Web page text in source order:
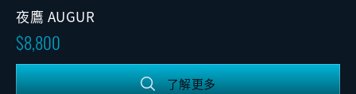
夜鷹 AUGUR
8,800
了解更多